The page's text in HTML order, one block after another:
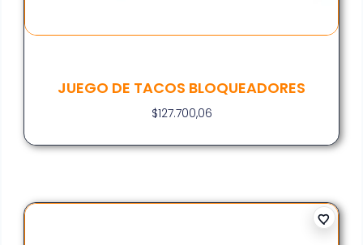
JUEGO DE TACOS BLOQUEADORES
$127.700,06